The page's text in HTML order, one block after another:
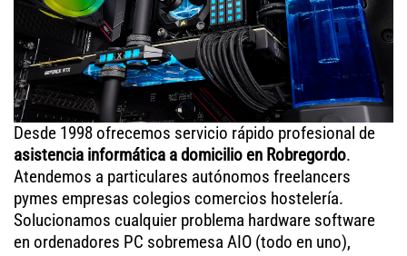
Desde 1998 ofrecemos servicio rápido profesional de
asistencia informática a domicilio en Robregordo.
Atendemos a particulares autónomos freelancers
pymes empresas colegios comercios hostelería.
Solucionamos cualquier problema hardware software
en ordenadores PC sobremesa AIO (todo en uno),